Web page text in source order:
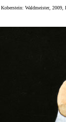
Koberstein: Waldmeister, 2009,